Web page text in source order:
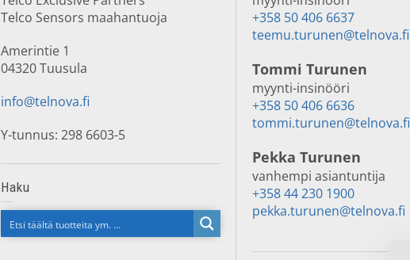
Telco Sensors maahantuoja
Amerintie 1
04320 Tuusula
info@telnova.fi
Y-tunnus: 298 6603-5
Haku
+358 50 406 6637
teemu.turunen@telnova.fi
Tommi Turunen
myynti-insinööri
+358 50 406 6636
tommi.turunen@telnova.fi
Pekka Turunen
vanhempi asiantuntija
+358 44 230 1900
pekka.turunen@telnova.fi